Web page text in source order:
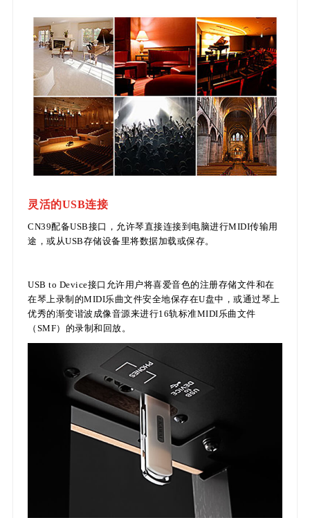
灵活的USB连接
CN39配备USB接口，允许琴直接连接到电脑进行MIDI传输用
途，或从USB存储设备里将数据加载或保存。
USB to Device接口允许用户将喜爱音色的注册存储文件和在
在琴上录制的MIDI乐曲文件安全地保存在U盘中，或通过琴上
优秀的渐变谐波成像音源来进行16轨标准MIDI乐曲文件
（SMF）的录制和回放。